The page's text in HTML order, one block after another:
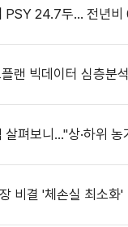
PSY 24.7두… 전년
랜 빅데이터 심층분
펴보니…"상·하위
비결 '체손실 최소화'